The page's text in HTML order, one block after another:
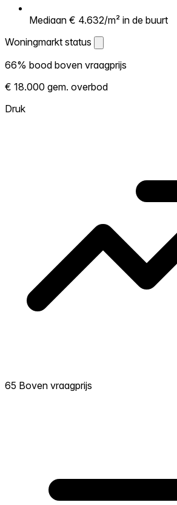
Mediaan € 4.632/m² in de buurt
Woningmarkt status
Woningmarkt status
Laat zien hoe competitief de markt hier is.
Hoe meer woningen boven vraagprijs
verkopen, hoe heter. Heet? Verwacht
66% bood boven vraagprijs
€ 18.000 gem. overbod
Druk
65 Boven vraagprijs